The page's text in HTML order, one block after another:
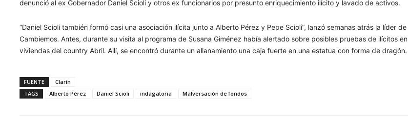
denunció al ex Gobernador Daniel Scioli y otros ex funcionarios por presunto enriquecimiento ilícito y lavado de activos.
“Daniel Scioli también formó casi una asociación ilícita junto a Alberto Pérez y Pepe Scioli”, lanzó semanas atrás la líder de
Cambiemos. Antes, durante su visita al programa de Susana Giménez había alertado sobre posibles pruebas de ilícitos en
viviendas del country Abril. Allí, se encontró durante un allanamiento una caja fuerte en una estatua con forma de dragón.
FUENTE
Clarín
TAGS
Alberto Pérez Daniel Scioli indagatoria Malversación de fondos